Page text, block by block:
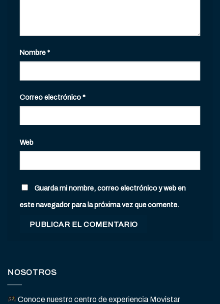
Nombre*
Correo electrónico*
Web
Guarda mi nombre, correo electrónico y web en
este navegador para la próxima vez que comente.
NOSOTROS
Conoce nuestro centro de experiencia Movistar